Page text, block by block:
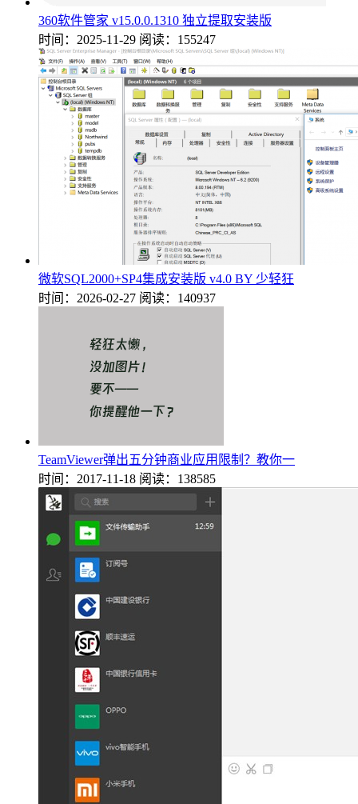
360软件管家 v15.0.0.1310 独立提取安装版
时间：2025-11-29 阅读：155247
微软SQL2000+SP4集成安装版 v4.0 BY 少轻狂
时间：2026-02-27 阅读：140937
TeamViewer弹出五分钟商业应用限制？教你一
时间：2017-11-18 阅读：138585